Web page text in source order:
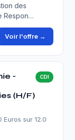
des
Respon…
Voir l'offre →
-
(H/F)
CDI
sur 12.0